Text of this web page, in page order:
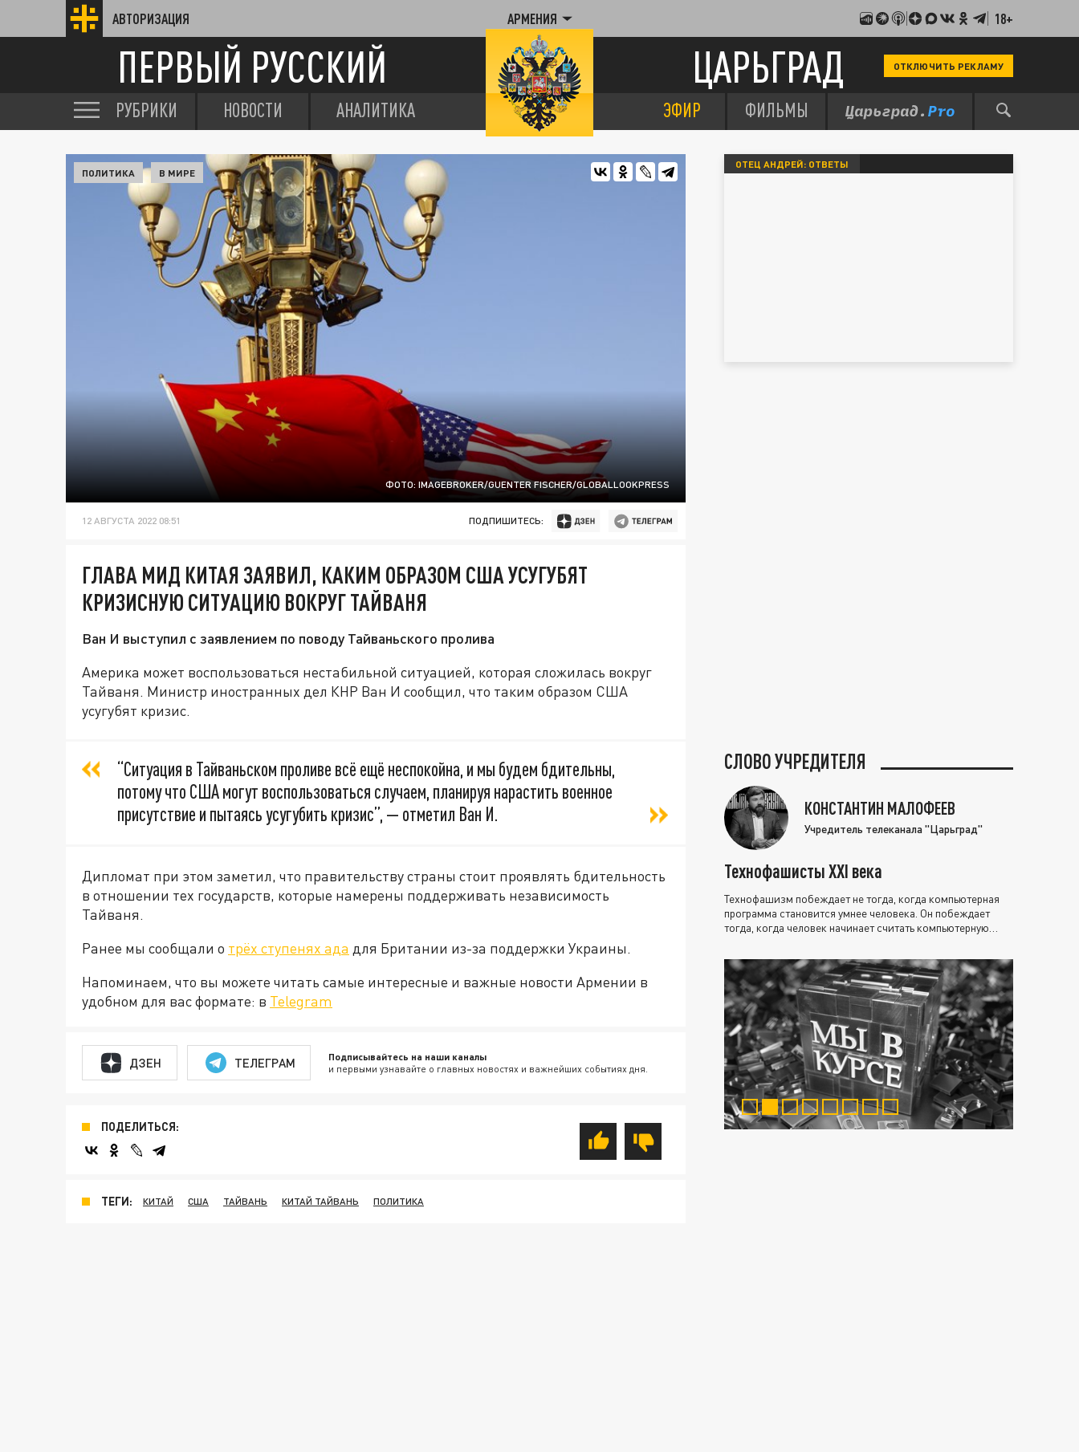
АВТОРИЗАЦИЯ АРМЕНИЯ 18+
ПЕРВЫЙ РУССКИЙ ЦАРЬГРАД ОТКЛЮЧИТЬ РЕКЛАМУ
РУБРИКИ НОВОСТИ АНАЛИТИКА ЭФИР ФИЛЬМЫ
ФОТО: IMAGEBROKER/GUENTER FISCHER/GLOBALLOOKPRESS
ПОЛИТИКА В МИРЕ
12 АВГУСТА 2022 08:51 ПОДПИШИТЕСЬ:
ГЛАВА МИД КИТАЯ ЗАЯВИЛ, КАКИМ ОБРАЗОМ США УСУГУБЯТ
КРИЗИСНУЮ СИТУАЦИЮ ВОКРУГ ТАЙВАНЯ
Ван И выступил с заявлением по поводу Тайваньского пролива
Америка может воспользоваться нестабильной ситуацией, которая сложилась вокруг
Тайваня. Министр иностранных дел КНР Ван И сообщил, что таким образом США
усугубят кризис.
“Ситуация в Тайваньском проливе всё ещё неспокойна, и мы будем бдительны,
потому что США могут воспользоваться случаем, планируя нарастить военное
присутствие и пытаясь усугубить кризис”, — отметил Ван И.
Дипломат при этом заметил, что правительству страны стоит проявлять бдительность
в отношении тех государств, которые намерены поддерживать независимость
Тайваня.
Ранее мы сообщали о трёх ступенях ада для Британии из-за поддержки Украины.
Напоминаем, что вы можете читать самые интересные и важные новости Армении в
удобном для вас формате: в Telegram
ДЗЕН ТЕЛЕГРАМ Подписывайтесь на наши каналы
и первыми узнавайте о главных новостях и важнейших событиях дня.
ПОДЕЛИТЬСЯ:
ТЕГИ: КИТАЙ США ТАЙВАНЬ КИТАЙ ТАЙВАНЬ ПОЛИТИКА
ОТЕЦ АНДРЕЙ: ОТВЕТЫ
СЛОВО УЧРЕДИТЕЛЯ
КОНСТАНТИН МАЛОФЕЕВ
Учредитель телеканала "Царьград"
Технофашисты XXI века
Технофашизм побеждает не тогда, когда компьютерная
программа становится умнее человека. Он побеждает
тогда, когда человек начинает считать компьютерную